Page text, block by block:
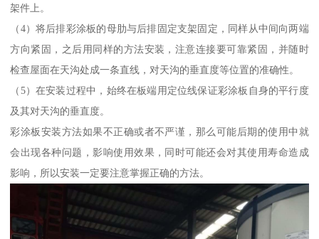
架件上。
（4）将后排彩涂板的母肋与后排固定支架固定，同样从中间向两端
方向紧固，之后用同样的方法安装，注意连接要可靠紧固，并随时
检查屋面在天沟处成一条直线，对天沟的垂直度等位置的准确性。
（5）在安装过程中，始终在板端用定位线保证彩涂板自身的平行度
及其对天沟的垂直度。
彩涂板安装方法如果不正确或者不严谨，那么可能后期的使用中就
会出现各种问题，影响使用效果，同时可能还会对其使用寿命造成
影响，所以安装一定要注意掌握正确的方法。